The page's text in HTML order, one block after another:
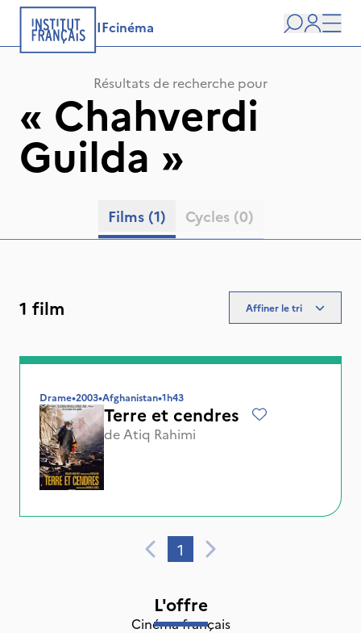
IFcinéma
user
Résultats de recherche pour
« Chahverdi
Guilda »
Films (1) Cycles (0)
1 film Affiner le tri
Drame•2003•Afghanistan•1h43
Terre et cendres
de Atiq Rahimi
1
L'offre
Cinéma français